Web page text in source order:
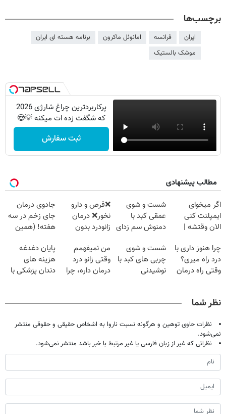
برچسب‌ها
ایران فرانسه امانوئل ماکرون
برنامه هسته ای ایران
موشک بالستیک
پرکاربردترین چراغ شارژی 2026
که شگفت زده ات میکنه 💡😍
ثبت سفارش
مطالب پیشنهادی
اگر میخوای
ایمپلنت کنی
الان وقتشه |
میلیون تومان!!!
شست و شوی
عمقی کبد با
دمنوش سم زدای
❌قرص‌ و دارو
نخور❌ درمان
زانودرد بدون
جادوی درمان
جای زخم در سه
هفته! (همین
صحبت کنید)
چرا هنوز داری با
درد راه میری؟
وقتی راه درمان
شست و شوی
چربی های کبد با
نوشیدنی
من نمیفهمم
وقتی زانو درد
درمان داره، چرا
پایان دغدغه
هزینه های
دندان پزشکی با
نظر شما
نظرات حاوی توهین و هرگونه نسبت ناروا به اشخاص حقیقی و حقوقی منتشر
نمی‌شود.
نظراتی که غیر از زبان فارسی یا غیر مرتبط با خبر باشد منتشر نمی‌شود.